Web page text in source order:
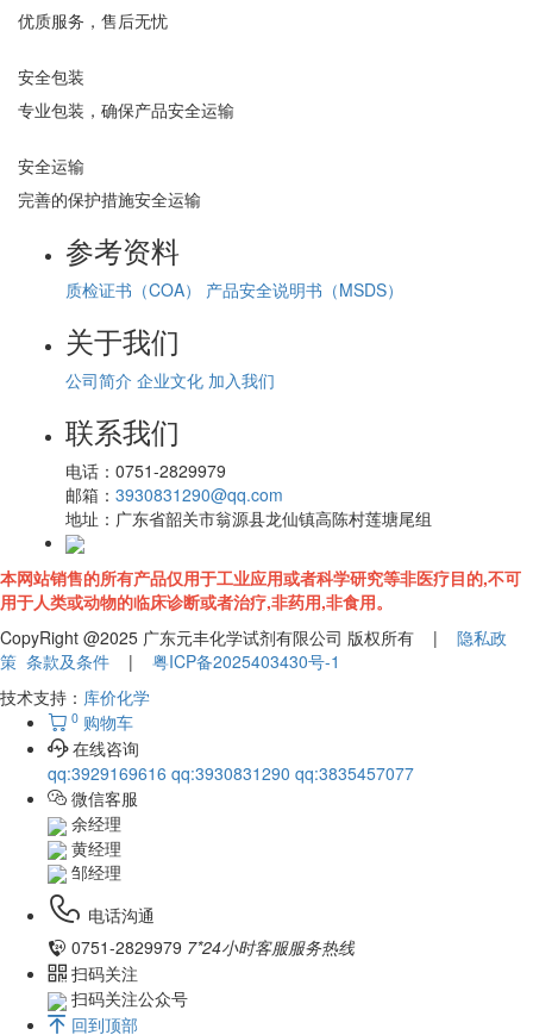
优质服务，售后无忧
安全包装
专业包装，确保产品安全运输
安全运输
完善的保护措施安全运输
参考资料
质检证书（COA） 产品安全说明书（MSDS）
关于我们
公司简介 企业文化 加入我们
联系我们
电话： 0751-2829979
邮箱： 3930831290@qq.com
地址： 广东省韶关市翁源县龙仙镇高陈村莲塘尾组
本网站销售的所有产品仅用于工业应用或者科学研究等非医疗目的,不可
用于人类或动物的临床诊断或者治疗,非药用,非食用。
CopyRight @2025 广东元丰化学试剂有限公司 版权所有 | 隐私政
策 条款及条件 | 粤ICP备2025403430号-1
技术支持： 库价化学
0 购物车
在线咨询
qq:3929169616 qq:3930831290 qq:3835457077
微信客服
余经理
黄经理
邹经理
电话沟通
0751-2829979 7*24小时客服服务热线
扫码关注
扫码关注公众号
回到顶部